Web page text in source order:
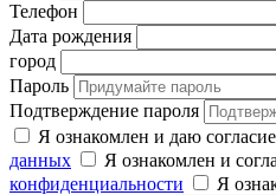
Телефон
Дата рождения
город
Пароль
Подтверждение пароля
Я ознакомлен и даю
данных
Я ознакомлен и
конфиденциальности
Я